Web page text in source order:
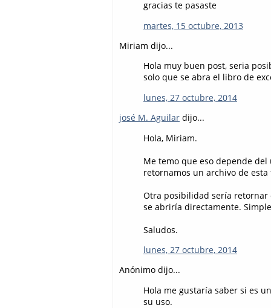
gracias te pasaste
martes, 15 octubre, 2013
Miriam dijo...
Hola muy buen post, seria
solo que se abra el libro de
lunes, 27 octubre, 2014
josé M. Aguilar dijo...
Hola, Miriam.
Me temo que eso depende
retornamos un archivo de esta
Otra posibilidad sería retornar
se abriría directamente.
Saludos.
lunes, 27 octubre, 2014
Anónimo dijo...
Hola me gustaría saber si es
su uso.